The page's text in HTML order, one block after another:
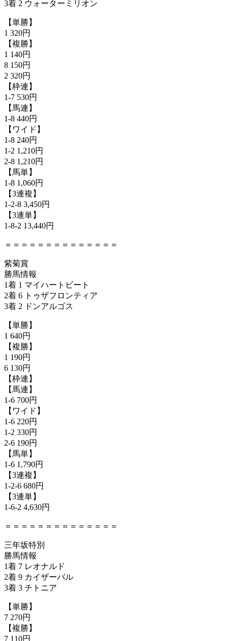
3着 2 ウォーターミリオン
【単勝】
1 320円
【複勝】
1 140円
8 150円
2 320円
【枠連】
1-7 530円
【馬連】
1-8 440円
【ワイド】
1-8 240円
1-2 1,210円
2-8 1,210円
【馬単】
1-8 1,060円
【3連複】
1-2-8 3,450円
【3連単】
1-8-2 13,440円
＝＝＝＝＝＝＝＝＝＝＝＝＝＝
紫菊賞
勝馬情報
1着 1 マイハートビート
2着 6 トゥザフロンティア
3着 2 ドンアルゴス
【単勝】
1 640円
【複勝】
1 190円
6 130円
【枠連】
【馬連】
1-6 700円
【ワイド】
1-6 220円
1-2 330円
2-6 190円
【馬単】
1-6 1,790円
【3連複】
1-2-6 680円
【3連単】
1-6-2 4,630円
＝＝＝＝＝＝＝＝＝＝＝＝＝＝
三年坂特別
勝馬情報
1着 7 レオナルド
2着 9 カイザーバル
3着 3 チトニア
【単勝】
7 270円
【複勝】
7 110円